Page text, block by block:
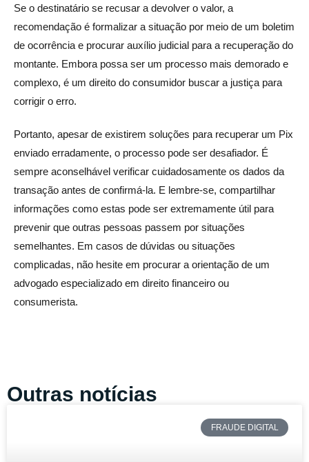
Se o destinatário se recusar a devolver o valor, a
recomendação é formalizar a situação por meio de um boletim
de ocorrência e procurar auxílio judicial para a recuperação do
montante. Embora possa ser um processo mais demorado e
complexo, é um direito do consumidor buscar a justiça para
corrigir o erro.
Portanto, apesar de existirem soluções para recuperar um Pix
enviado erradamente, o processo pode ser desafiador. É
sempre aconselhável verificar cuidadosamente os dados da
transação antes de confirmá-la. E lembre-se, compartilhar
informações como estas pode ser extremamente útil para
prevenir que outras pessoas passem por situações
semelhantes. Em casos de dúvidas ou situações
complicadas, não hesite em procurar a orientação de um
advogado especializado em direito financeiro ou
consumerista.
Outras notícias
FRAUDE DIGITAL